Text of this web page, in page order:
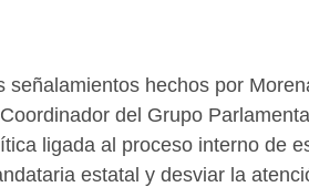
señalamientos hechos por
del Grupo
ligada al proceso interno de
estatal y desviar la